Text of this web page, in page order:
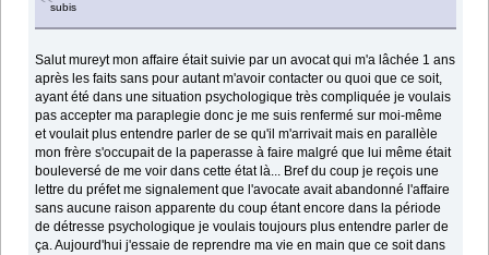
subis
Salut mureyt mon affaire était suivie par un avocat qui m'a lâchée 1 ans
après les faits sans pour autant m'avoir contacter ou quoi que ce soit,
ayant été dans une situation psychologique très compliquée je voulais
pas accepter ma paraplegie donc je me suis renfermé sur moi-même
et voulait plus entendre parler de se qu'il m'arrivait mais en parallèle
mon frère s'occupait de la paperasse à faire malgré que lui même était
bouleversé de me voir dans cette état là... Bref du coup je reçois une
lettre du préfet me signalement que l'avocate avait abandonné l'affaire
sans aucune raison apparente du coup étant encore dans la période
de détresse psychologique je voulais toujours plus entendre parler de
ça. Aujourd'hui j'essaie de reprendre ma vie en main que ce soit dans